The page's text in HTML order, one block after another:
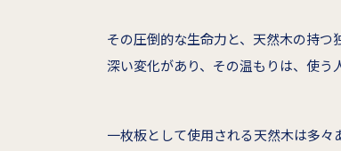
その圧倒的な生命力と、天然木の持
深い変化があり、その温もりは、使う
一枚板として使用される天然木は多